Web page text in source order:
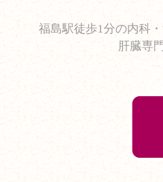
福島駅徒歩1分の内科
肝臓専